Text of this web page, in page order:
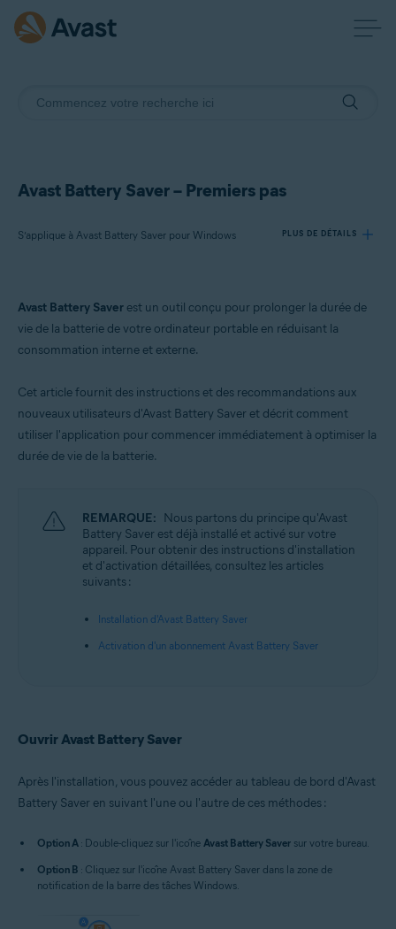
Avast Battery Saver – Premiers pas
S’applique à Avast Battery Saver pour Windows PLUS DE DÉTAILS
Produits:
Avast Battery Saver 22.x pour Windows
Microsoft Windows 11 Famille/Pro/Entreprise/Éducation
Microsoft Windows 8.1/Professionnel/Entreprise (32/64 bits)
Microsoft Windows 8/Professionnel/Entreprise (32/64 bits)
Microsoft Windows 7 Édition Familiale Basique/Édition Familiale
Avast Battery Saver est un outil conçu pour prolonger la durée de
vie de la batterie de votre ordinateur portable en réduisant la
consommation interne et externe.
Cet article fournit des instructions et des recommandations aux
nouveaux utilisateurs d'Avast Battery Saver et décrit comment
utiliser l'application pour commencer immédiatement à optimiser la
durée de vie de la batterie.
REMARQUE: Nous partons du principe qu'Avast
Battery Saver est déjà installé et activé sur votre
appareil. Pour obtenir des instructions d'installation
et d'activation détaillées, consultez les articles
suivants :
Installation d'Avast Battery Saver
Activation d'un abonnement Avast Battery Saver
Ouvrir Avast Battery Saver
Après l'installation, vous pouvez accéder au tableau de bord d'Avast
Battery Saver en suivant l'une ou l'autre de ces méthodes :
Option A : Double-cliquez sur l'icône Avast Battery Saver sur votre bureau.
Option B : Cliquez sur l'icône Avast Battery Saver dans la zone de
notification de la barre des tâches Windows.